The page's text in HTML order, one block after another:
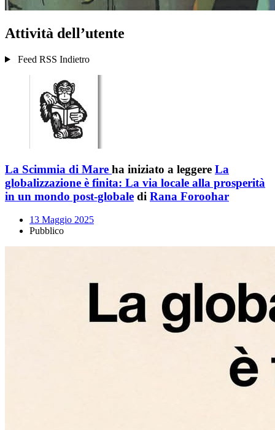
Attività dell’utente
Feed RSS Indietro
La Scimmia di Mare ha iniziato a leggere La
globalizzazione è finita: La via locale alla prosperità
in un mondo post-globale di Rana Foroohar
13 Maggio 2025
Pubblico